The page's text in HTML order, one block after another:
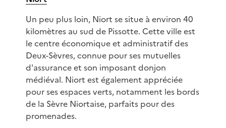
Un peu plus loin, Niort se situe à environ 40
kilomètres au sud de Pissotte. Cette ville est
le centre économique et administratif des
Deux-Sèvres, connue pour ses mutuelles
d'assurance et son imposant donjon
médiéval. Niort est également appréciée
pour ses espaces verts, notamment les bords
de la Sèvre Niortaise, parfaits pour des
promenades.